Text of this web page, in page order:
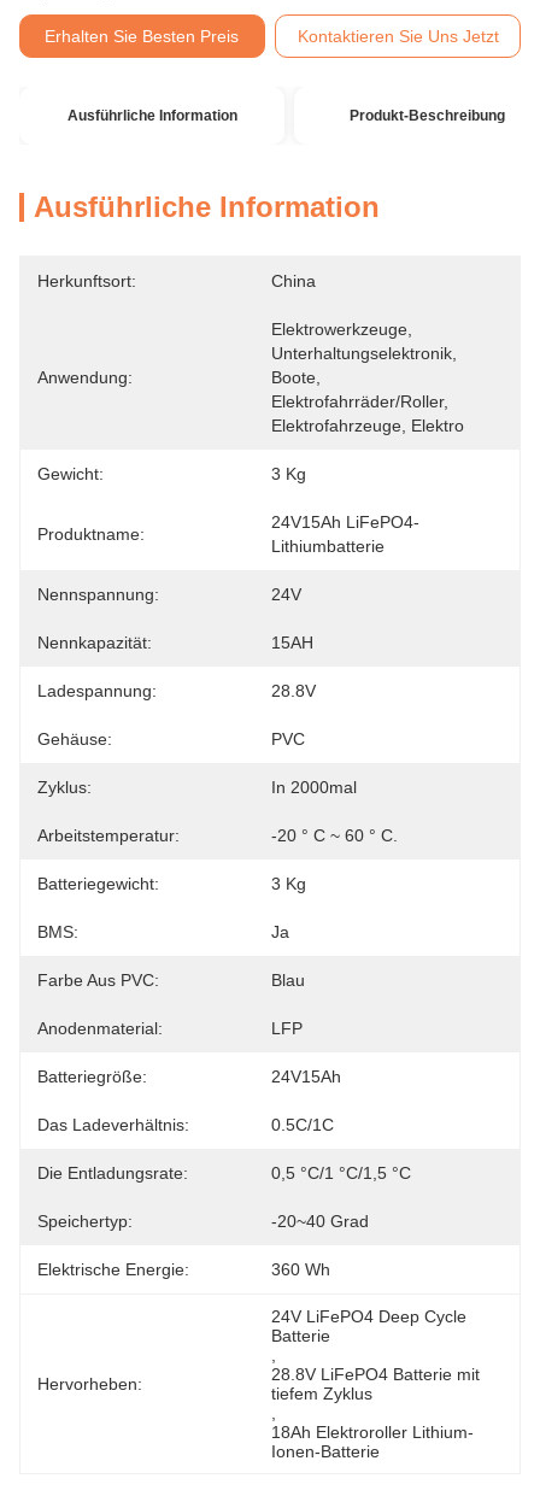
Erhalten Sie Besten Preis Kontaktieren Sie Uns Jetzt
Ausführliche Information Produkt-Beschreibung
Ausführliche Information
Herkunftsort: China
Anwendung:
Elektrowerkzeuge,
Unterhaltungselektronik,
Boote,
Elektrofahrräder/Roller,
Elektrofahrzeuge, Elektro
Gewicht: 3 Kg
Produktname:
24V15Ah LiFePO4-
Lithiumbatterie
Nennspannung: 24V
Nennkapazität: 15AH
Ladespannung: 28.8V
Gehäuse: PVC
Zyklus: In 2000mal
Arbeitstemperatur: -20 ° C ~ 60 ° C.
Batteriegewicht: 3 Kg
BMS: Ja
Farbe Aus PVC: Blau
Anodenmaterial: LFP
Batteriegröße: 24V15Ah
Das Ladeverhältnis: 0.5C/1C
Die Entladungsrate: 0,5 °C/1 °C/1,5 °C
Speichertyp: -20~40 Grad
Elektrische Energie: 360 Wh
Hervorheben:
24V LiFePO4 Deep Cycle
Batterie
28.8V LiFePO4 Batterie mit
tiefem Zyklus
18Ah Elektroroller Lithium-
Ionen-Batterie